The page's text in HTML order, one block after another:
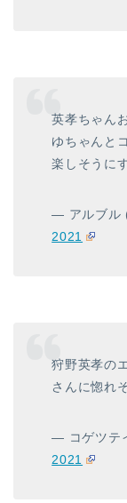
英孝ちゃん
ゆちゃんと
楽しそうに
— アルブル
2021
狩野英孝の
さんに惚れ
— コゲツテ
2021